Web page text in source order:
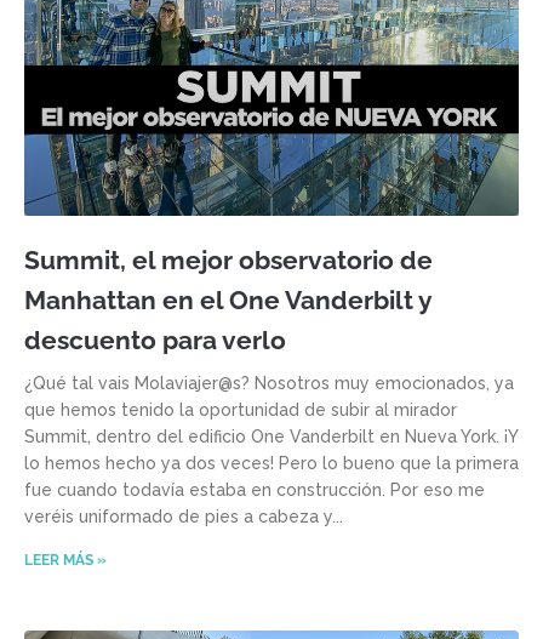
Summit, el mejor observatorio de
Manhattan en el One Vanderbilt y
descuento para verlo
¿Qué tal vais Molaviajer@s? Nosotros muy emocionados, ya
que hemos tenido la oportunidad de subir al mirador
Summit, dentro del edificio One Vanderbilt en Nueva York. ¡Y
lo hemos hecho ya dos veces! Pero lo bueno que la primera
fue cuando todavía estaba en construcción. Por eso me
veréis uniformado de pies a cabeza y
LEER MÁS »